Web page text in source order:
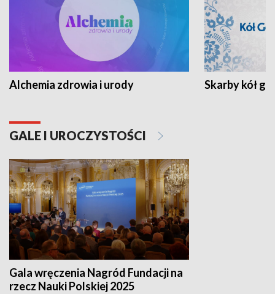
Alchemia zdrowia i urody Skarby kół
GALE I UROCZYSTOŚCI
Gala wręczenia Nagród Fundacji na
rzecz Nauki Polskiej 2025